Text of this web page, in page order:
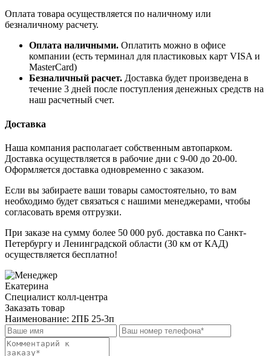
Оплата товара осуществляется по наличному или
безналичному расчету.
Оплата наличными. Оплатить можно в офисе
компании (есть терминал для пластиковых карт VISA и
MasterCard)
Безналичный расчет. Доставка будет произведена в
течение 3 дней после поступления денежных средств на
наш расчетный счет.
Доставка
Наша компания располагает собственным автопарком.
Доставка осуществляется в рабочие дни с 9-00 до 20-00.
Оформляется доставка одновременно с заказом.
Если вы забираете ваши товары самостоятельно, то вам
необходимо будет связаться с нашими менеджерами, чтобы
согласовать время отгрузки.
При заказе на сумму более 50 000 руб. доставка по Санкт-
Петербургу и Ленинградской области (30 км от КАД)
осуществляется бесплатно!
Екатерина
Специалист колл-центра
Заказать товар
Наименование: 2ПБ 25-3п